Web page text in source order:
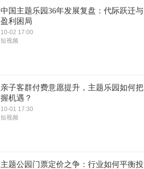
中国主题乐园36年发展复盘：代际跃迁与
盈利困局
10-02 17:00
短视频
亲子客群付费意愿提升，主题乐园如何把
握机遇？
10-01 17:30
短视频
主题公园门票定价之争：行业如何平衡投